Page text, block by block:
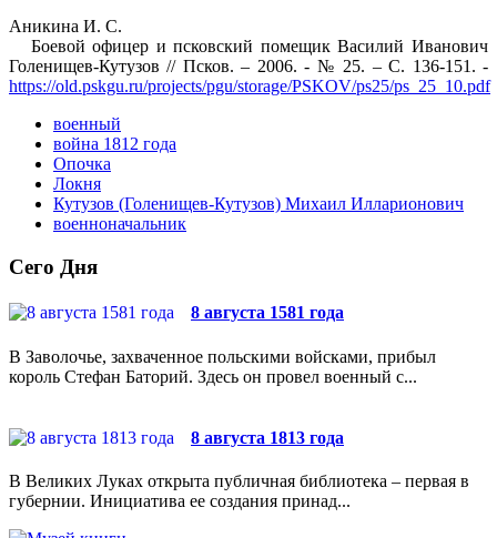
Аникина И. С.
Боевой офицер и псковский помещик Василий Иванович
Голенищев-Кутузов // Псков. – 2006. - № 25. – С. 136-151. -
https://old.pskgu.ru/projects/pgu/storage/PSKOV/ps25/ps_25_10.pdf
военный
война 1812 года
Опочка
Локня
Кутузов (Голенищев-Кутузов) Михаил Илларионович
военноначальник
Сего Дня
8 августа 1581 года
В Заволочье, захваченное польскими войсками, прибыл
король Стефан Баторий. Здесь он провел военный с...
8 августа 1813 года
В Великих Луках открыта публичная библиотека – первая в
губернии. Инициатива ее создания принад...